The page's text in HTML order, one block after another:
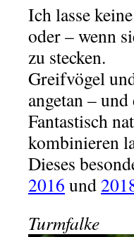
Ich lasse
oder – wenn
zu stecken.
Greifvögel
angetan –
Fantastisch
kombinieren
Dieses
2016 und
Turmfalke